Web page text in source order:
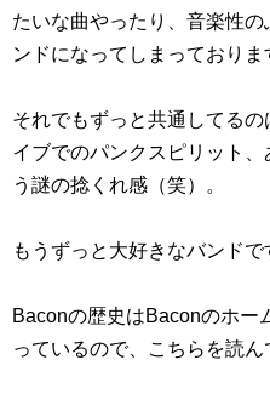
たいな曲やったり、音楽性
ンドになってしまっておりま
それでもずっと共通してる
イブでのパンクスピリット
う謎の捻くれ感（笑）。
もうずっと大好きなバンドで
Baconの歴史はBaconのホー
っているので、こちらを読ん